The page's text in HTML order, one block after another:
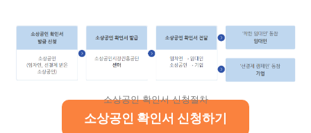
소상공인 확인서 신청절차
소상공인 확인서 신청하기